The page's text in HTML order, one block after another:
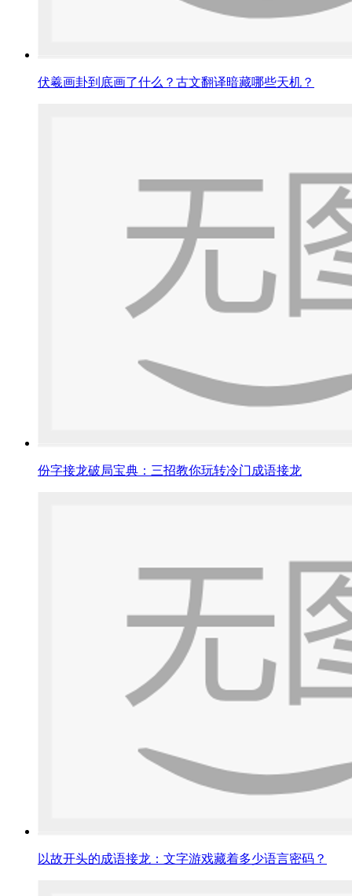
伏羲画卦到底画了什么？古文翻译暗藏哪些天机？
份字接龙破局宝典：三招教你玩转冷门成语接龙
以故开头的成语接龙：文字游戏藏着多少语言密码？